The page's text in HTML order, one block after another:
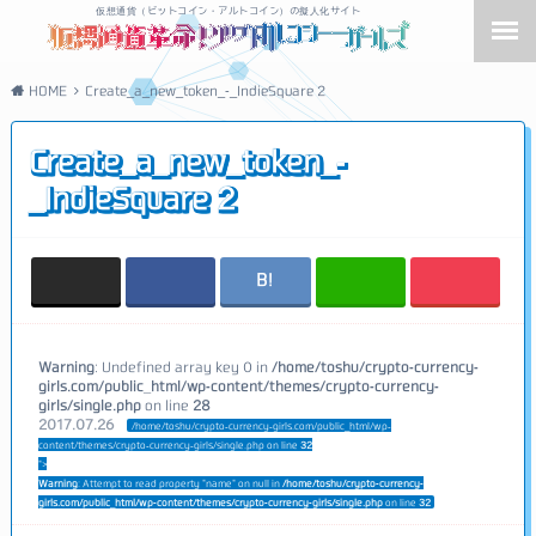
仮想通貨（ビットコイン・アルトコイン）の擬人化サイト
HOME Create_a_new_token_-_IndieSquare 2
Create_a_new_token_-
_IndieSquare 2
Warning: Undefined array key 0 in /home/toshu/crypto-currency-
girls.com/public_html/wp-content/themes/crypto-currency-
girls/single.php on line 28
2017.07.26
/home/toshu/crypto-currency-girls.com/public_html/wp-
content/themes/crypto-currency-girls/single.php on line32
">
Warning: Attempt to read property "name" on null in /home/toshu/crypto-currency-
girls.com/public_html/wp-content/themes/crypto-currency-girls/single.php on line32